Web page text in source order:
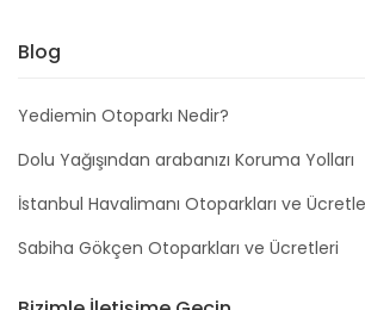
Blog
Yediemin Otoparkı Nedir?
Dolu Yağışından arabanızı Koruma Yolları
İstanbul Havalimanı Otoparkları ve
Sabiha Gökçen Otoparkları ve Ücretleri